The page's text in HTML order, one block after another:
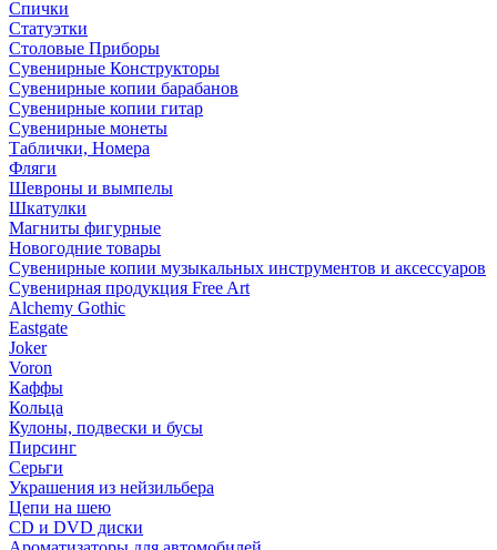
Спички
Статуэтки
Столовые Приборы
Сувенирные Конструкторы
Сувенирные копии барабанов
Сувенирные копии гитар
Сувенирные монеты
Таблички, Номера
Фляги
Шевроны и вымпелы
Шкатулки
Магниты фигурные
Новогодние товары
Сувенирные копии музыкальных инструментов и аксессуаров
Сувенирная продукция Free Art
Alchemy Gothic
Eastgate
Joker
Voron
Каффы
Кольца
Кулоны, подвески и бусы
Пирсинг
Серьги
Украшения из нейзильбера
Цепи на шею
CD и DVD диски